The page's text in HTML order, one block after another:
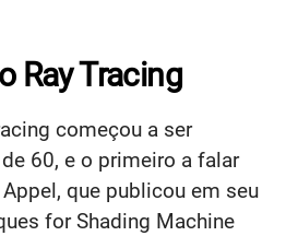
Ray Tracing
começou a ser
60, e o primeiro a falar
que publicou em seu
for Shading Machine